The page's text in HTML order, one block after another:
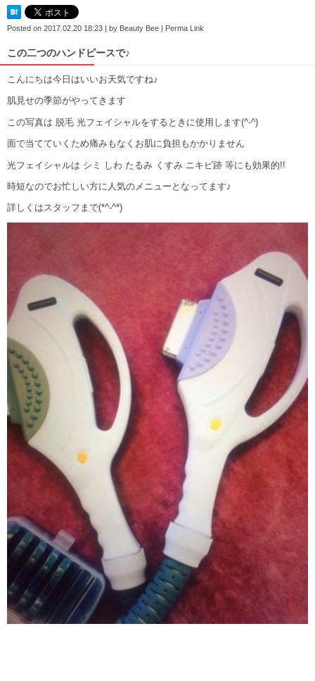
Posted on 2017.02.20 18:23 | by Beauty Bee | Perma Link
この二つのハンドピースで♪
こんにちは今日はいいお天気ですね♪
肌見せの季節がやってきます
この写真は 脱毛 光フェイシャルをするときに使用します(^-^)
面で当てていくため痛みもなくお肌に負担もかかりません
光フェイシャルは シミ しわ たるみ くすみ ニキビ跡 等にも効果的!!
時短なのでお忙しい方に人気のメニューとなってます♪
詳しくはスタッフまで(*^-^*)